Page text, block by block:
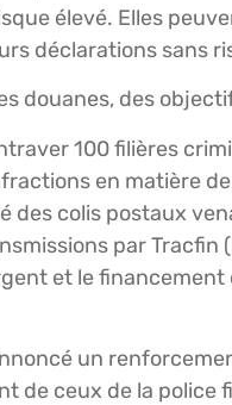
élevé. Elles
déclarations sans
douanes, des
100 filières
en matière
des colis postaux
par
et le
un
de ceux de la